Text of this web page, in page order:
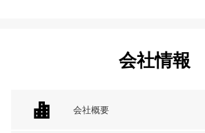
会社情報
会社概要